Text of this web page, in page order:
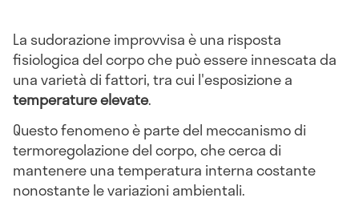
La sudorazione improvvisa è una risposta
fisiologica del corpo che può essere innescata da
una varietà di fattori, tra cui l'esposizione a
temperature elevate.
Questo fenomeno è parte del meccanismo di
termoregolazione del corpo, che cerca di
mantenere una temperatura interna costante
nonostante le variazioni ambientali.